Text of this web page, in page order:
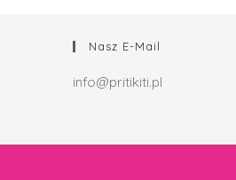
Nasz E-Mail
info@pritikiti.pl